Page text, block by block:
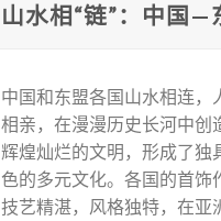
山水相“链”：中国—
中国和东盟各国山水相连，
相亲，在漫漫历史长河中创
辉煌灿烂的文明，形成了独
色的多元文化。各国的首饰
技艺精湛，风格独特，在亚